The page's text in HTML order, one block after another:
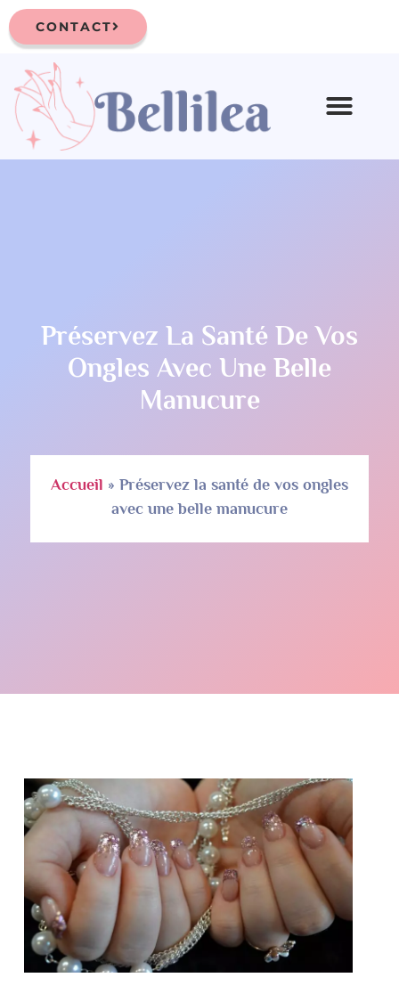
CONTACT
Préservez La Santé De Vos
Ongles Avec Une Belle
Manucure
Accueil » Préservez la santé de vos ongles
avec une belle manucure